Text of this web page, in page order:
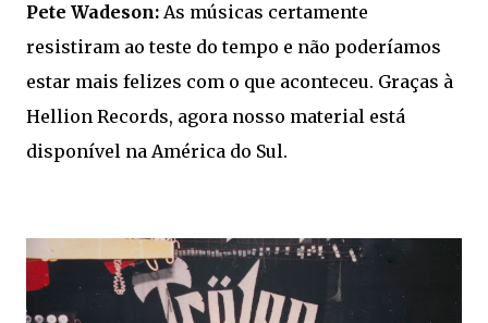
Pete Wadeson: As músicas certamente
resistiram ao teste do tempo e não poderíamos
estar mais felizes com o que aconteceu. Graças à
Hellion Records, agora nosso material está
disponível na América do Sul.